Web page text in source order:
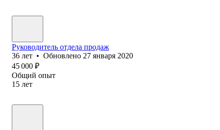
Руководитель отдела продаж
36 лет • Обновлено 27 января 2020
45 000 ₽
Общий опыт
15 лет